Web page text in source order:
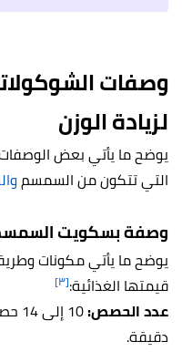
وصفات
لزيادة الوزن
يوضح ما يأتي بعض الوصفات
التي تتكون من السمسم
وصفة بسكويت
يوضح ما يأتي مكونات
قيمتها الغذائية:[٣]
عدد الحصص:
دقيقة.